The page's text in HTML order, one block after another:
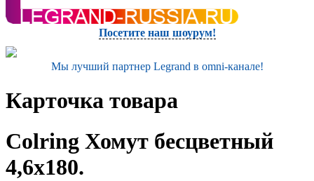
Посетите наш шоурум!
Мы лучший партнер Legrand в omni-канале!
Карточка товара
Colring Хомут бесцветный
4,6х180.